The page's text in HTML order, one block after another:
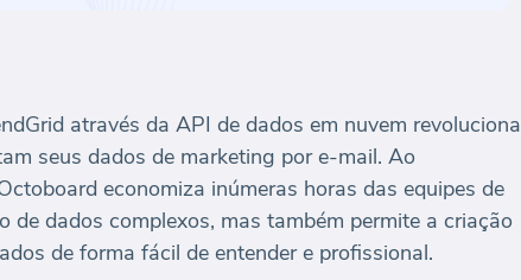
através da API de dados em nuvem revoluciona
seus dados de marketing por e-mail. Ao
economiza inúmeras horas das equipes de
dados complexos, mas também permite a criação
de forma fácil de entender e profissional.